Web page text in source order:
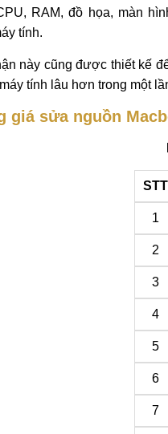
RAM, đồ họa, màn
tính.
này cũng được thiết kế
tính lâu hơn trong một
giá sửa nguồn
STT
1
2
3
4
5
6
7